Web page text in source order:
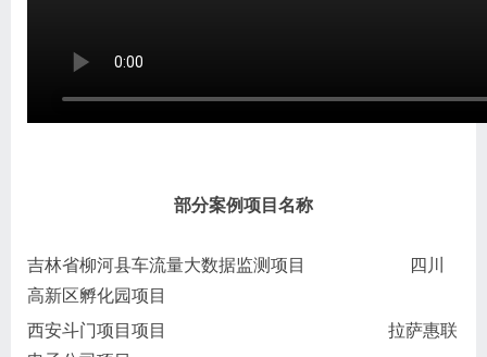
部分案例项目名称
吉林省柳河县车流量大数据监测项目 四川
高新区孵化园项目
西安斗门项目项目 拉萨惠联